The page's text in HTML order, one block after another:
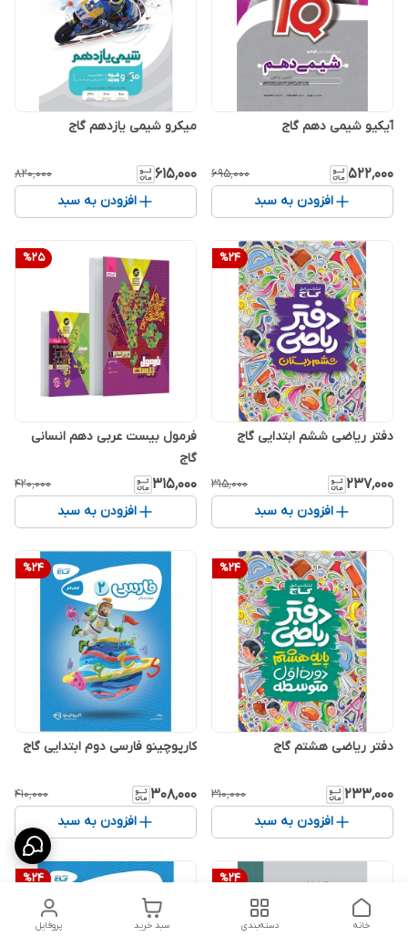
آیکیو شیمی دهم گاج
۵۲۲٬۰۰۰ ۶۹۵٬۰۰۰
افزودن به سبد
میکرو شیمی یازدهم گاج
۶۱۵٬۰۰۰ ۸۲۰٬۰۰۰
افزودن به سبد
%24
دفتر ریاضی ششم ابتدایی گاج
۲۳۷٬۰۰۰ ۳۱۵٬۰۰۰
افزودن به سبد
%25
فرمول بیست عربی دهم انسانی
گاج
۳۱۵٬۰۰۰ ۴۲۰٬۰۰۰
افزودن به سبد
%24
دفتر ریاضی هشتم گاج
۲۳۳٬۰۰۰ ۳۱۰٬۰۰۰
افزودن به سبد
%24
کارپوچینو فارسی دوم ابتدایی گاج
۳۰۸٬۰۰۰ ۴۱۰٬۰۰۰
افزودن به سبد
%24
%24
پروفایل سبد خرید دسته‌بندی خانه